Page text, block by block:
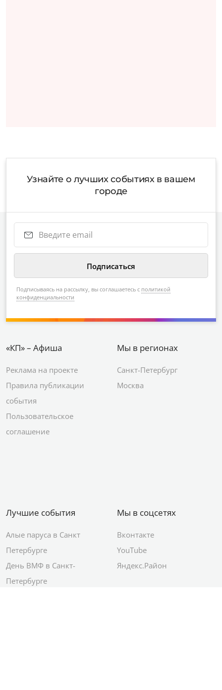
Узнайте о лучших событиях в вашем
городе
Подписываясь на рассылку, вы соглашаетесь с политикой
конфиденциальности
«КП» – Афиша
Реклама на проекте
Правила публикации
события
Пользовательское
соглашение
Мы в регионах
Санкт-Петербург
Москва
Лучшие события
Алые паруса в Санкт
Петербурге
День ВМФ в Санкт-
Петербурге
Мы в соцсетях
Вконтакте
YouTube
Яндекс.Район